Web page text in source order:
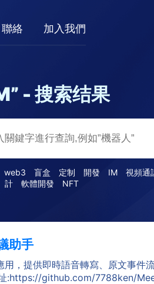
聯絡 加入我們
- 搜索结果
web3 盲盒 定制 開發 IM 視頻通
計
軟體開發 NFT
助手
提供即時語音轉寫、原文事件
:https://github.com/7788ken/